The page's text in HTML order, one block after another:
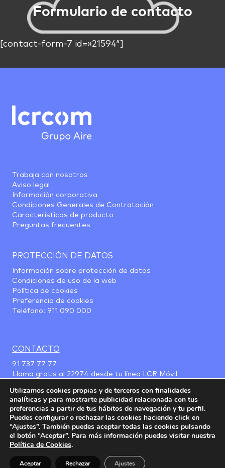
Formulario de contacto
[contact-form-7 id=»21594″]
Trabaja con nosotros
Aviso legal
Información corporativa
Condiciones Generales de Contratación
Características de producto
Preguntas frecuentes
PROTECCIÓN DE DATOS
Información sobre protección de datos
Condiciones de uso de la web
Política de cookies
Preferencia de cookies
Teléfono: 911 090 000
CONTACTO
91 737 77 77
Llama gratis al 22974 desde tu línea LCR Móvil
Utilizamos cookies propias y de terceros con finalidades
analíticas y para mostrarte publicidad relacionada con tus
preferencias a partir de tus hábitos de navegación y tu perfil.
Puedes configurar o rechazar las cookies haciendo click en
“Ajustes”. También puedes aceptar todas las cookies pulsando
el botón “Aceptar”. Para más información puedes visitar nuestra
Política de Cookies.
Aceptar Rechazar Ajustes